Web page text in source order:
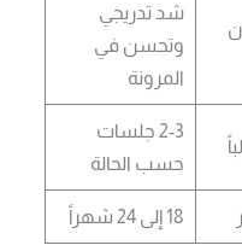
شد تدريجي
وتحسن في
المرونة
2-3 جلسات
حسب الحالة
18 إلى 24 شهراً